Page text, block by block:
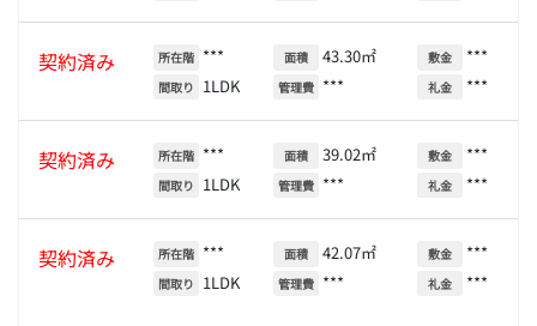
契約済み 所在階 ***
間取り 1LDK
面積 43.30㎡
管理費 ***
敷金 ***
礼金 ***
契約済み 所在階 ***
間取り 1LDK
面積 39.02㎡
管理費 ***
敷金 ***
礼金 ***
契約済み 所在階 ***
間取り 1LDK
面積 42.07㎡
管理費 ***
敷金 ***
礼金 ***